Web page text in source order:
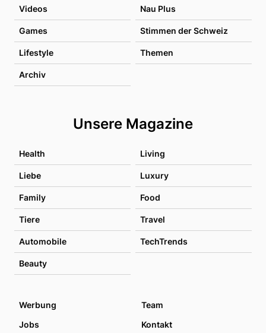
Videos Nau Plus
Games Stimmen der Schweiz
Lifestyle Themen
Archiv
Unsere Magazine
Health Living
Liebe Luxury
Family Food
Tiere Travel
Automobile TechTrends
Beauty
Werbung
Team
Jobs
Kontakt